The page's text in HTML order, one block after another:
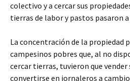
colectivo y a cercar sus
tierras de labor y pastos pasaron
La concentración de la propiedad
campesinos pobres que, al no
cercar tierras, tuvieron que vender
convertirse en jornaleros a